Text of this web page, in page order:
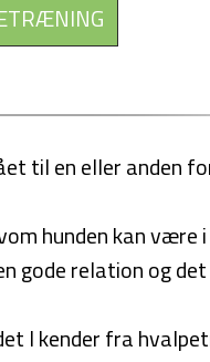
til en eller anden
hunden kan være
gode relation og
I kender fra